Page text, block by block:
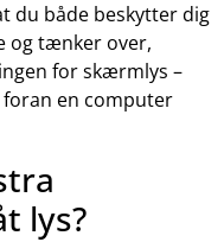
du både beskytter dig
og tænker over,
for skærmlys –
en computer
lys?